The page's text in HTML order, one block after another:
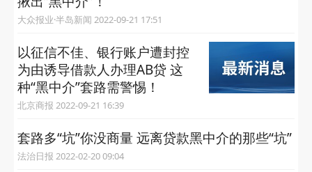
大众报业·半岛新闻 2022-09-21 17:51
以征信不佳、银行账户遭封控
为由诱导借款人办理AB贷 这
种“黑中介”套路需警惕！
北京商报 2022-09-21 16:39
套路多“坑”你没商量 远离贷款黑中介的那些“坑”
法治日报 2022-02-20 09:04